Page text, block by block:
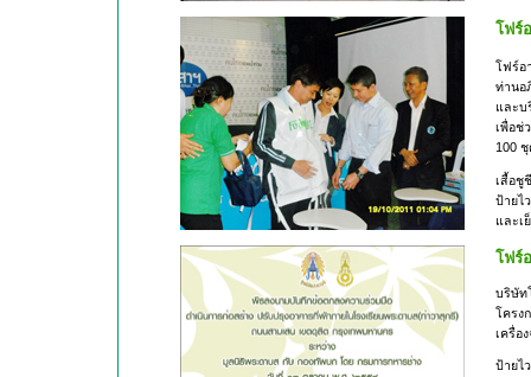
โฟร์
โฟร์อ
ท่านอ
และบ
เพื่อช่
100
เสื้อชู
ป้ายไ
และเ
โฟร์
บริษัท
โครง
เครื่อ
ป้ายไ